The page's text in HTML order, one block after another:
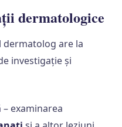
dermatologice
dermatolog are la
investigație și
– examinarea